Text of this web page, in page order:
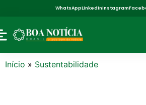
WhatsAppLinkedInInstagram
Início » Sustentabilidade